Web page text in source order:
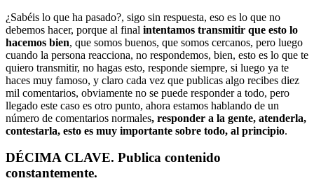
¿Sabéis lo que ha pasado?, sigo sin respuesta, eso es lo que no
debemos hacer, porque al final intentamos transmitir que esto lo
hacemos bien, que somos buenos, que somos cercanos, pero luego
cuando la persona reacciona, no respondemos, bien, esto es lo que te
quiero transmitir, no hagas esto, responde siempre, si luego ya te
haces muy famoso, y claro cada vez que publicas algo recibes diez
mil comentarios, obviamente no se puede responder a todo, pero
llegado este caso es otro punto, ahora estamos hablando de un
número de comentarios normales, responder a la gente, atenderla,
contestarla, esto es muy importante sobre todo, al principio.
DÉCIMA CLAVE. Publica contenido
constantemente.